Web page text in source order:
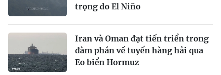
trọng do El Niño
Iran và Oman đạt tiến triển trong
đàm phán về tuyến hàng hải qua
Eo biển Hormuz